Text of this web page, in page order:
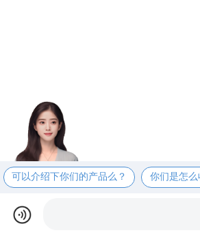
可以介绍下你们的产品么？ 你们是怎么